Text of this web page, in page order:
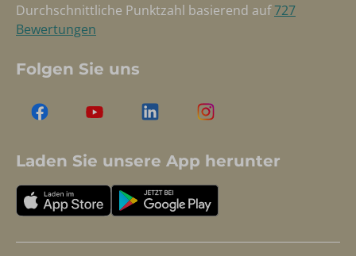
Durchschnittliche Punktzahl basierend auf727
Bewertungen
Folgen Sie uns
Laden Sie unsere App herunter